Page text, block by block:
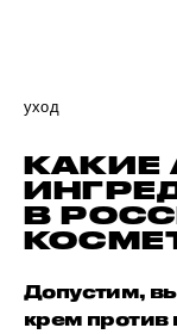
уход
КАКИЕ
В
Допустим,
крем против